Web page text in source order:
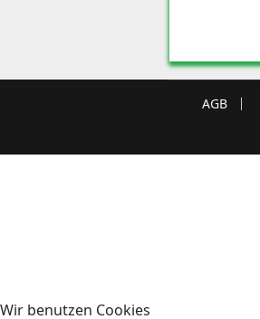
AGB
Wir benutzen Cookies